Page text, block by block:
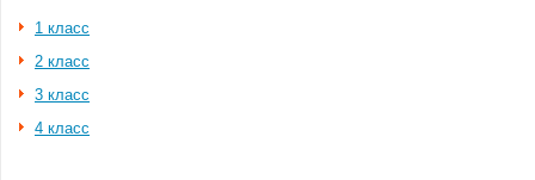
1 класс
2 класс
3 класс
4 класс